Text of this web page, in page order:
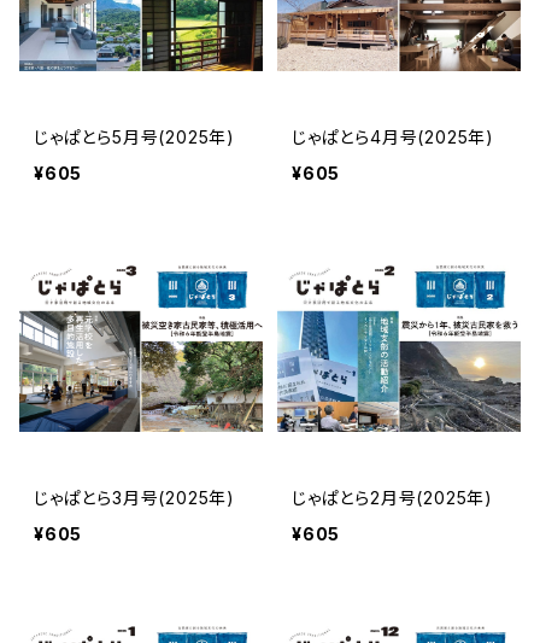
じゃぱとら5月号(2025年)
¥605
じゃぱとら4月号(2025年)
¥605
じゃぱとら3月号(2025年)
¥605
じゃぱとら2月号(2025年)
¥605